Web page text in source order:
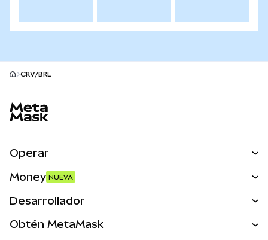
CRV/BRL
Operar
Activos del mundo real
Money NUEVA
Desarrollador
Obtén MetaMask